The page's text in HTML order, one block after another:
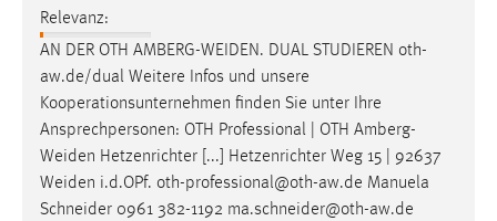
Relevanz:
AN DER OTH AMBERG-WEIDEN. DUAL STUDIEREN oth-
aw.de/dual Weitere Infos und unsere
Kooperationsunternehmen finden Sie unter Ihre
Ansprechpersonen: OTH Professional | OTH Amberg-
Weiden Hetzenrichter [...] Hetzenrichter Weg 15 | 92637
Weiden i.d.OPf. oth-professional@oth-aw.de Manuela
Schneider 0961 382-1192 ma.schneider@oth-aw.de
Google Ireland Limited
Zweck:
Conversion-Tracking
Cookie Laufzeit:
3 Monate